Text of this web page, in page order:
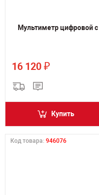
Мультиметр цифровой
16 120 ₽
Купить
Код товара: 946076